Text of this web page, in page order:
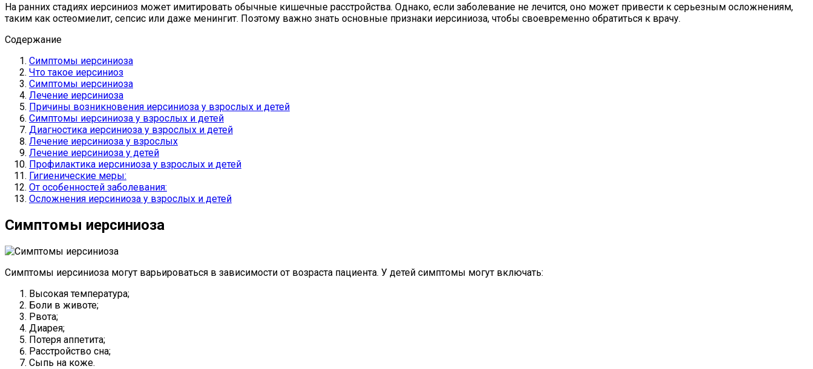
На ранних стадиях иерсиниоз может имитировать обычные кишечные расстройства. Однако, если заболевание не лечится, оно может привести к серьезным осложнениям,
таким как остеомиелит, сепсис или даже менингит. Поэтому важно знать основные признаки иерсиниоза, чтобы своевременно обратиться к врачу.
Содержание
Симптомы иерсиниоза
Что такое иерсиниоз
Симптомы иерсиниоза
Лечение иерсиниоза
Причины возникновения иерсиниоза у взрослых и детей
Симптомы иерсиниоза у взрослых и детей
Диагностика иерсиниоза у взрослых и детей
Лечение иерсиниоза у взрослых
Лечение иерсиниоза у детей
Профилактика иерсиниоза у взрослых и детей
Гигиенические меры:
От особенностей заболевания:
Осложнения иерсиниоза у взрослых и детей
Симптомы иерсиниоза
Симптомы иерсиниоза могут варьироваться в зависимости от возраста пациента. У детей симптомы могут включать:
Высокая температура;
Боли в животе;
Рвота;
Диарея;
Потеря аппетита;
Расстройство сна;
Сыпь на коже.